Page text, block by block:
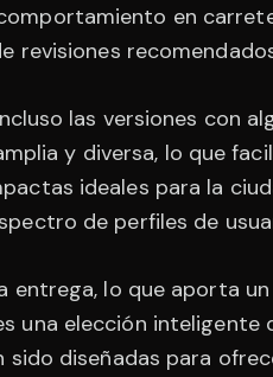
en
revisiones
las versiones con
y diversa, lo que
ideales para la
de perfiles de
entrega, lo que aporta
una elección inteligente
diseñadas para